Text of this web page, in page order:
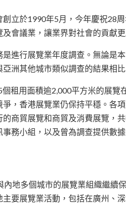
立於1990年5月，今年慶祝28
會議業，讓業界對社會的貢獻
進行展覽業年度調查。無論是
洲其他城市類似調查的結果相
租用面積逾2,000平方米的展
爭，香港展覽業仍保持平穩。各
商貿展覽和商貿及消費展覽，
務小組，以及曾為調查提供數
內地多個城市的展覽業組織繼續
要展覽業活動，包括在廣州、